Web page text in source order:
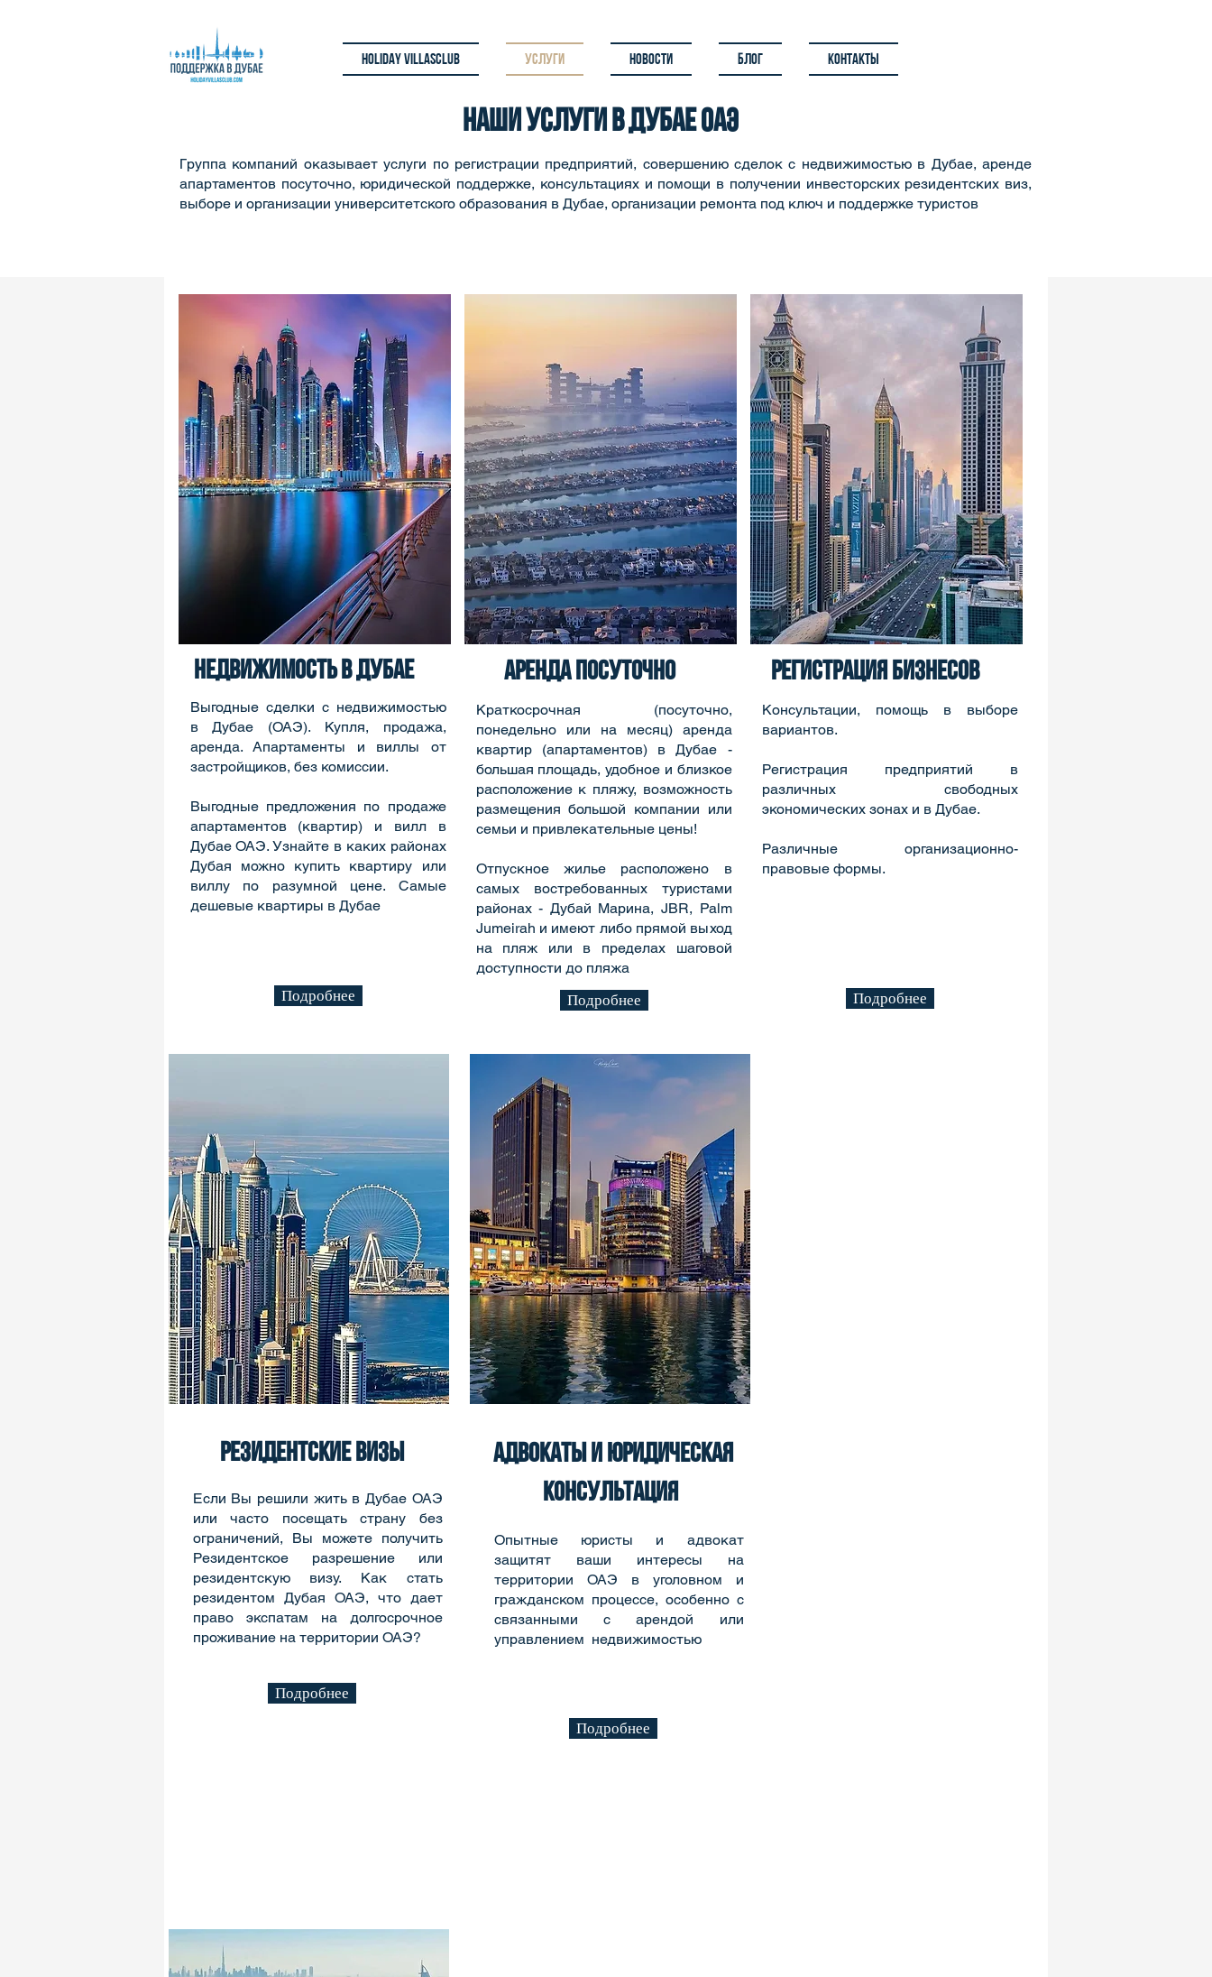
Holiday Villasclub Услуги Новости Блог Контакты
Наши услуги В ДУБАЕ ОАЭ
Группа компаний оказывает услуги по регистрации предприятий, совершению сделок с недвижимостью в Дубае, аренде
апартаментов посуточно, юридической поддержке, консультациях и помощи в получении инвесторских резидентских виз,
выборе и организации университетского образования в Дубае, организации ремонта под ключ и поддержке туристов
недвижимость в дубае
Выгодные сделки с недвижимостью
в Дубае (ОАЭ). Купля, продажа,
аренда. Апартаменты и виллы от
застройщиков, без комиссии.
Выгодные предложения по продаже
апартаментов (квартир) и вилл в
Дубае ОАЭ. Узнайте в каких районах
Дубая можно купить квартиру или
виллу по разумной цене. Самые
дешевые квартиры в Дубае
Подробнее
аренда посуточно
Краткосрочная (посуточно,
понедельно или на месяц) аренда
квартир (апартаментов) в Дубае -
большая площадь, удобное и близкое
расположение к пляжу, возможность
размещения большой компании или
семьи и привлекательные цены!
Отпускное жилье расположено в
самых востребованных туристами
районах - Дубай Марина, JBR, Palm
Jumeirah и имеют либо прямой выход
на пляж или в пределах шаговой
доступности до пляжа
Подробнее
регистрация бизнесов
Консультации, помощь в выборе
вариантов.
Регистрация предприятий в
различных свободных
экономических зонах и в Дубае.
Различные организационно-
правовые формы.
Подробнее
резидентские визы
Если Вы решили жить в Дубае ОАЭ
или часто посещать страну без
ограничений, Вы можете получить
Резидентское разрешение или
резидентскую визу. Как стать
резидентом Дубая ОАЭ, что дает
право экспатам на долгосрочное
проживание на территории ОАЭ?
Подробнее
адвокаты и юридическая
консультация
Опытные юристы и адвокат
защитят ваши интересы на
территории ОАЭ в уголовном и
гражданском процессе, особенно с
связанными с арендой или
управлением недвижимостью
Подробнее